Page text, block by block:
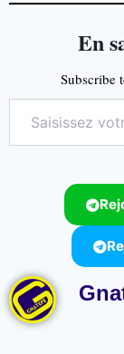
En
Subscribe